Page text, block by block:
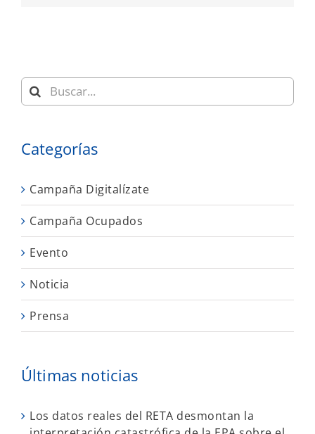
Buscar:
Categorías
Campaña Digitalízate
Campaña Ocupados
Evento
Noticia
Prensa
Últimas noticias
Los datos reales del RETA desmontan la